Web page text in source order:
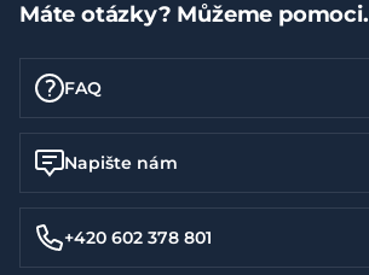
Máte otázky? Můžeme pomoci.
FAQ
Napište nám
+420 602 378 801